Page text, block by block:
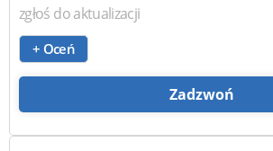
zgłoś do aktualizacji
+ Oceń
Zadzwoń